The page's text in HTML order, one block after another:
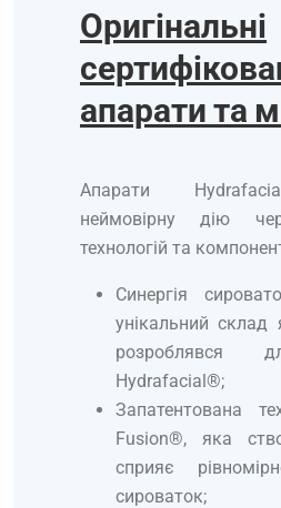
Оригінальні
апарати та
Апарати
неймовірну дію
технологій та
Синергія
унікальний склад
розроблявся
Hydrafacial®;
Запатентована
Fusion®, яка
сприяє
сироваток;